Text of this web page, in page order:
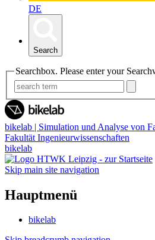
DE
Search
Searchbox. Please enter your
bikelab | Simulation und Analyse von
Fakultät Ingenieurwissenschaften
bikelab
Skip main site navigation
Hauptmenü
bikelab